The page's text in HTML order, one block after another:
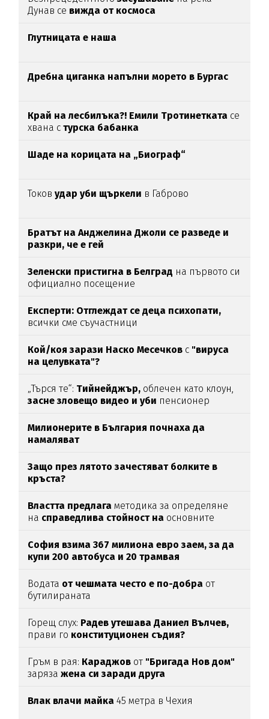
Дунав се вижда от космоса
Глутницата е наша
Дребна циганка напълни морето в Бургас
Край на лесбилъка?! Емили Тротинетката се
хвана с турска бабанка
Шаде на корицата на „Биограф“
Токовудар уби щъркели в Габрово
Братът на Анджелина Джоли се разведе и
разкри, че е гей
Зеленски пристигна в Белград на първото си
официално посещение
Експерти: Отглеждат се деца психопати,
всички сме съучастници
Кой/коя зарази Наско Месечков с "вируса
на целувката"?
„Търся те“: Тийнейджър, облечен като клоун,
засне зловещо видео и уби пенсионер
Милионерите в България почнаха да
намаляват
Защо през лятото зачестяват болките в
кръста?
Властта предлага методика за определяне
на справедлива стойност на основните
София взима 367 милиона евро заем, за да
купи 200 автобуса и 20 трамвая
Водата от чешмата често е по-добра от
бутилираната
Горещ слух: Радев утешава Даниел Вълчев,
прави го конституционен съдия?
Гръм в рая: Караджов от "Бригада Нов дом"
зарязажена си заради друга
Влак влачи майка 45 метра в Чехия